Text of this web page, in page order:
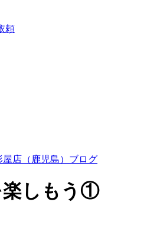
頼
店（鹿児島）ブログ
楽しもう①